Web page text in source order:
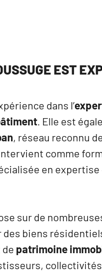
EST
dans l’
. Elle est
, réseau reconnu
comme
en
sur de
des biens
patrimoine